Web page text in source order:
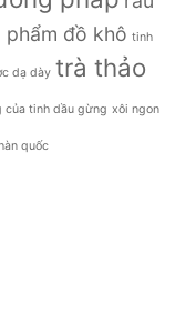
phẩm đồ khô tinh
dạ dày trà thảo
của tinh dầu gừng xôi ngon
quốc